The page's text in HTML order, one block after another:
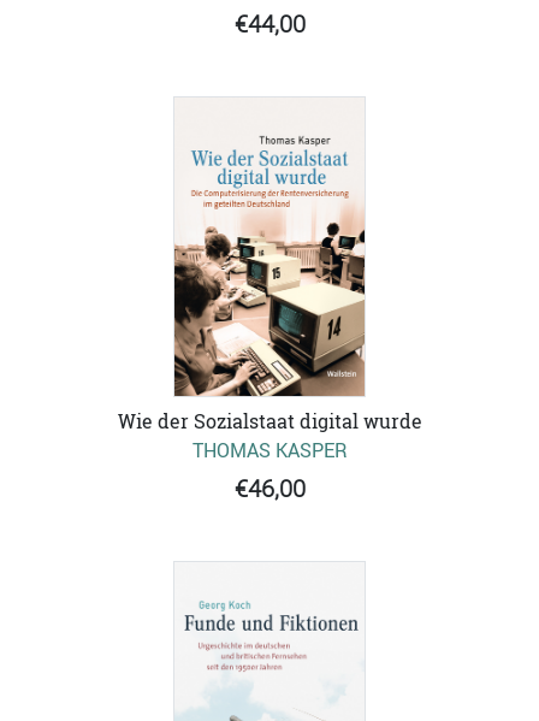
€44,00
Wie der Sozialstaat digital wurde
THOMAS KASPER
€46,00